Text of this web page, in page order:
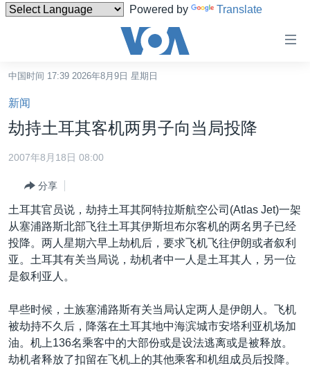
Powered by Translate
碍
链
接
跳
转
到
航
跳
转
到
中国
港澳
国际
最新国际新闻
印太
欧洲
非洲
美洲
分类新闻
经济·金融·贸易
科教·文娱·体健
军事
劳工
美中关系
白宫要闻
国会报道
美中关系
VOA视频
VOA今日焦点
中文广播
中国时间 17:39 2026年8月9日 星期日
新闻
劫持土耳其客机两男子向当局投降
2007年8月18日 08:00
分享
土耳其官员说，劫持土耳其阿特拉斯航空公司(Atlas Jet)一架
从塞浦路斯北部飞往土耳其伊斯坦布尔客机的两名男子已经
投降。两人星期六早上劫机后，要求飞机飞往伊朗或者叙利
亚。土耳其有关当局说，劫机者中一人是土耳其人，另一位
是叙利亚人。
早些时候，土族塞浦路斯有关当局认定两人是伊朗人。飞机
被劫持不久后，降落在土耳其地中海滨城市安塔利亚机场加
油。机上136名乘客中的大部份或是设法逃离或是被释放。
劫机者释放了扣留在飞机上的其他乘客和机组成员后投降。